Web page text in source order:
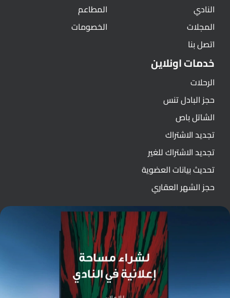
النادي
المجلات
اتصل بنا
المطاعم
الخصومات
خدمات اونلاين
الرحلات
حجز البادل تنس
الشاتل باص
تجديد الاشتراك
تجديد الاشتراك للغير
تحديث بيانات العضوية
حجز الشهر العقاري